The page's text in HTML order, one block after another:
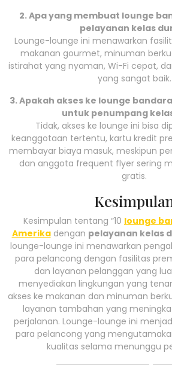
2. Apa yang membuat lounge
pelayanan kelas
Lounge-lounge ini menawarkan
makanan gourmet, minuman
istirahat yang nyaman, Wi-Fi cepat,
yang sangat baik.
3. Apakah akses ke lounge
untuk penumpang
Tidak, akses ke lounge ini bisa
keanggotaan tertentu, kartu kredit
membayar biaya masuk, meskipun
dan anggota frequent flyer sering
gratis.
Kesimpulan tentang “10 lounge
Amerikadengan pelayanan kelas
lounge-lounge ini menawarkan
para pelancong dengan fasilitas
dan layanan pelanggan yang
menyediakan lingkungan yang
akses ke makanan dan minuman
layanan tambahan yang
perjalanan. Lounge-lounge ini
para pelancong yang
kualitas selama menunggu